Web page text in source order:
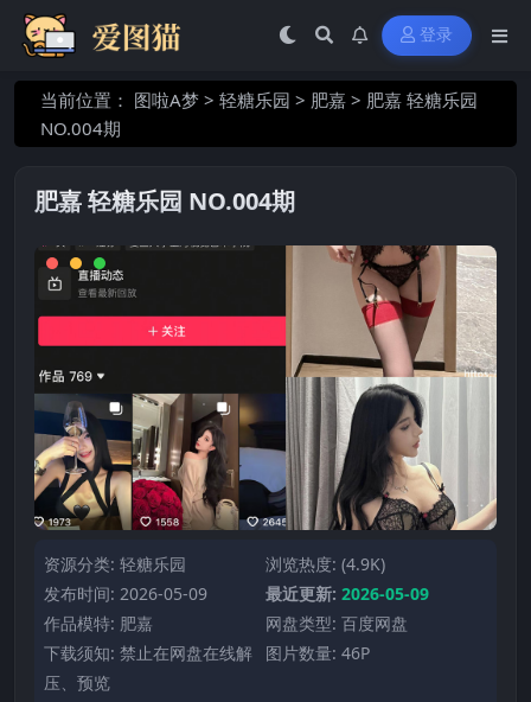
登录
当前位置： 图啦A梦 > 轻糖乐园 > 肥嘉 > 肥嘉 轻糖乐园
NO.004期
肥嘉 轻糖乐园 NO.004期
资源分类: 轻糖乐园
浏览热度: (4.9K)
发布时间: 2026-05-09
最近更新: 2026-05-09
作品模特: 肥嘉
网盘类型: 百度网盘
下载须知: 禁止在网盘在线解
压、预览
图片数量: 46P